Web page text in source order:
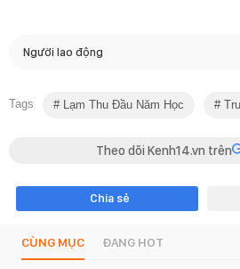
Người lao động
Tags Lạm Thu Đầu Năm Học
Theo dõi Kenh14.vn trên
Chia sẻ
CÙNG MỤC ĐANG HOT